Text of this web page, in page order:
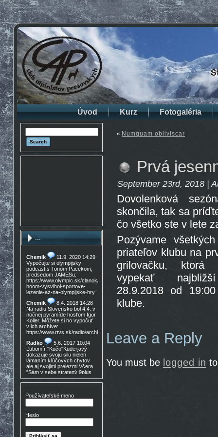
Úvod Kurz Fotogaléria
...
Chemik
11.9. 2020 14:29
Vypočujte si olympijsky
podcast s Tonom Pacekom,
predsedom JAMESu:
https://www.olympic.sk/clanok/celosvetovy-
boom-vysvihol-sportove-
lezenie-az-na-olympijske-hry
Chemik
8.4. 2018 14:28
Na radiu Slovensko bol 4.4. v
nočnej pyramíde hosťom Igor
Koller. Môžete si ho vypočuť
v ich archíve:
https://www.rtvs.sk/radio/archiv/11436/902144
Radko
5.6. 2017 10:04
Ľubomír "Kučo"Kuderjavý
dokazuje svoju silu nielen
lámaním kľúčových chytov
ale aj svojimi prelezmi.Včera
"Sám v sebe stratený 9plus
,!Gratulácia!!!
15:30
Nedocenený Prešovský
lezec známy tiež ako Lajoš
Morales predá lezečky, nové
v krabici, nepoužité,
zľava nech nejem 90eur
Používateľské meno
Heslo
« Numquam obliviscar
Prvá
September 23rd, 2018 |
Dovolenková
skončila, tak sa
čo všetko ste v lete
Pozývame
priateľov klubu na
grilovačku,
vypekať
28.9.2018 od
klube.
Leave a Reply
You must be logged in